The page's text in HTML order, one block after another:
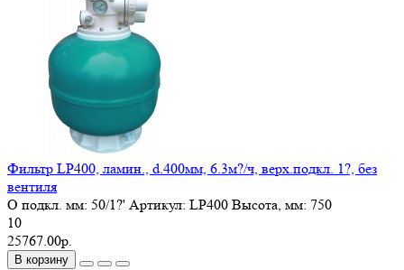
Фильтр LP400, ламин., d.400мм, 6.3м?/ч, верх.подкл. 1?, без
вентиля
O подкл. мм: 50/1?' Артикул: LP400 Высота, мм: 750
10
25767.00р.
В корзину